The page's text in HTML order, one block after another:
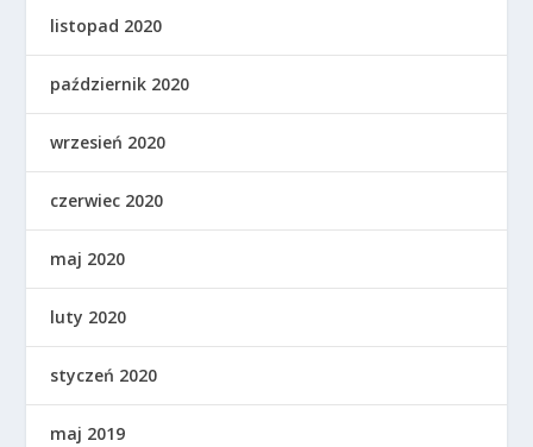
listopad 2020
październik 2020
wrzesień 2020
czerwiec 2020
maj 2020
luty 2020
styczeń 2020
maj 2019